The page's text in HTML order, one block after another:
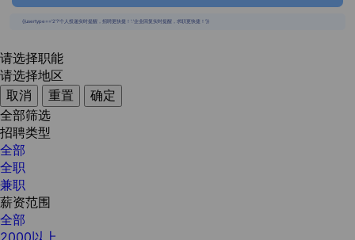
{{usertype=='2'?'个人投递实时提醒，招聘更快捷！':'企业回复实时提醒，求职更快捷！'}}
请选择职能
请选择地区
取消
重置
确定
全部筛选
招聘类型
全部
全职
兼职
薪资范围
全部
2000以上